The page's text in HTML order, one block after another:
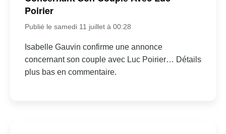
Poirier
Publié le samedi 11 juillet à 00:28
Isabelle Gauvin confirme une annonce
concernant son couple avec Luc Poirier… Détails
plus bas en commentaire.